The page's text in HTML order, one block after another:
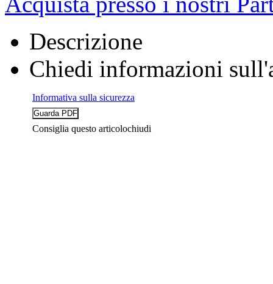
Descrizione
Chiedi informazioni
Informativa sulla sicurezza
Consiglia questo articolochiudi